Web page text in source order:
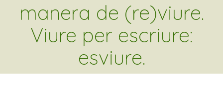
manera de (re)viure.
Viure per escriure:
esviure.